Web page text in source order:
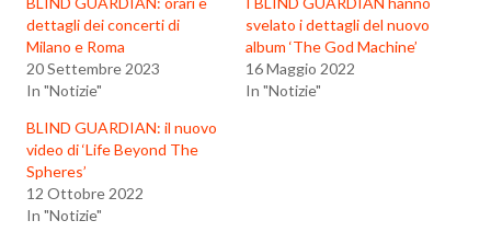
dettagli dei concerti di
Milano e Roma
20 Settembre 2023
In "Notizie"
svelato i dettagli del nuovo
album ‘The God Machine’
16 Maggio 2022
In "Notizie"
BLIND GUARDIAN: il nuovo
video di ‘Life Beyond The
Spheres’
12 Ottobre 2022
In "Notizie"